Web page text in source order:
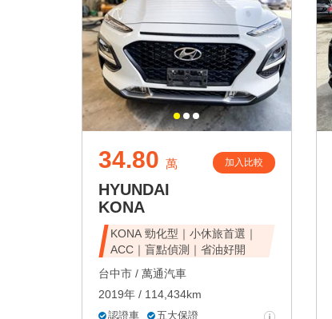
34.80 萬 加入比較
HYUNDAI
KONA
KONA 勁化型｜小休旅首選｜
ACC｜盲點偵測｜省油好開
台中市 / 萬通汽車
2019年 / 114,434km
認證車
五大保證